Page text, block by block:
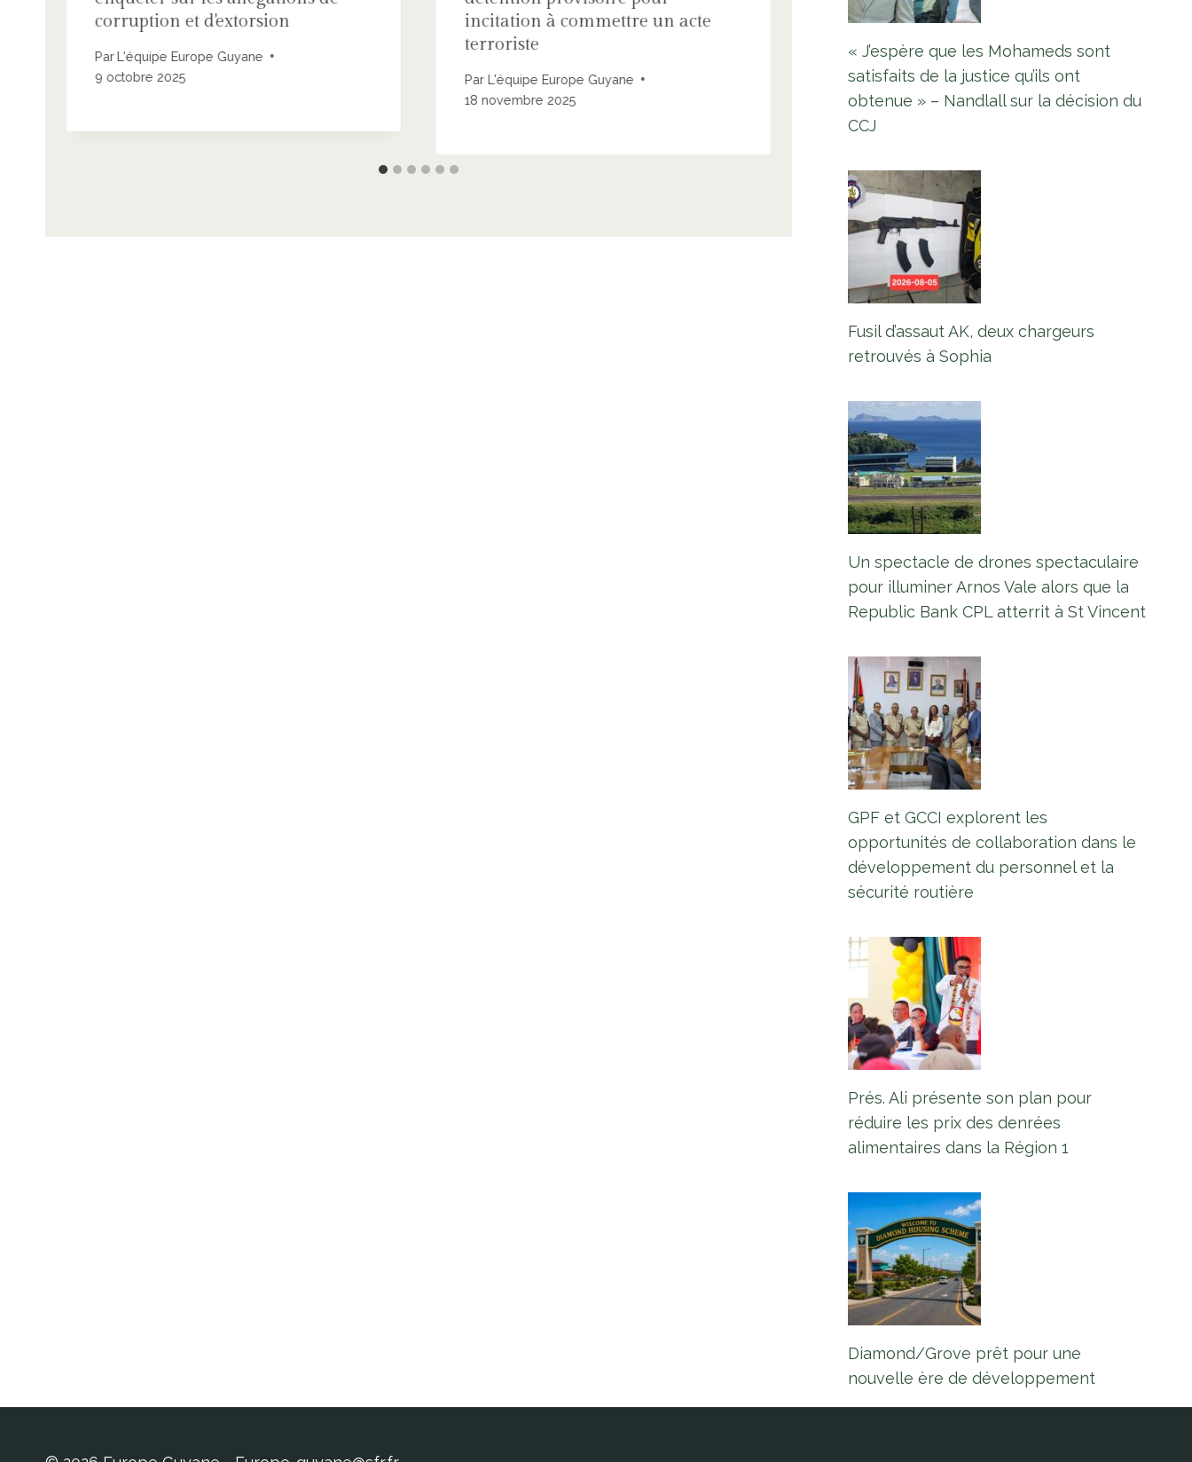
corruption et d'extorsion
ParL'équipe Europe Guyane
9 octobre 2025
incitation à commettre un acte
terroriste
Par L'équipe Europe Guyane
18 novembre 2025
« J’espère que les Mohameds sont
satisfaits de la justice qu’ils ont
obtenue » – Nandlall sur la décision du
CCJ
Fusil d’assaut AK, deux chargeurs
retrouvés à Sophia
Un spectacle de drones spectaculaire
pour illuminer Arnos Vale alors que la
Republic Bank CPL atterrit à St Vincent
GPF et GCCI explorent les
opportunités de collaboration dans le
développement du personnel et la
sécurité routière
Prés. Ali présente son plan pour
réduire les prix des denrées
alimentaires dans la Région 1
Diamond/Grove prêt pour une
nouvelle ère de développement